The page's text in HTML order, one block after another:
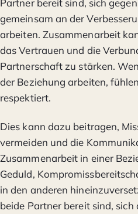
Partner bereit sind, sich
gemeinsam an der
arbeiten. Zusammenarbeit
das Vertrauen und die
Partnerschaft zu stärken.
der Beziehung arbeiten,
respektiert.
Dies kann dazu beitragen,
vermeiden und die
Zusammenarbeit in einer
Geduld,
in den anderen
beide Partner bereit sind,